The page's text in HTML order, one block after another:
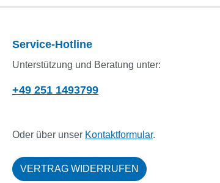
Service-Hotline
Unterstützung und Beratung unter:
+49 251 1493799
Oder über unser Kontaktformular.
VERTRAG WIDERRUFEN